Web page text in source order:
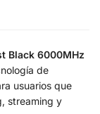
Black 6000MHz
de
usuarios que
streaming y